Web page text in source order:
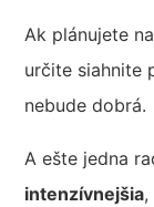
Ak plánujete
určite siahnite
nebude dobrá.
A ešte jedna
intenzívnejšia,